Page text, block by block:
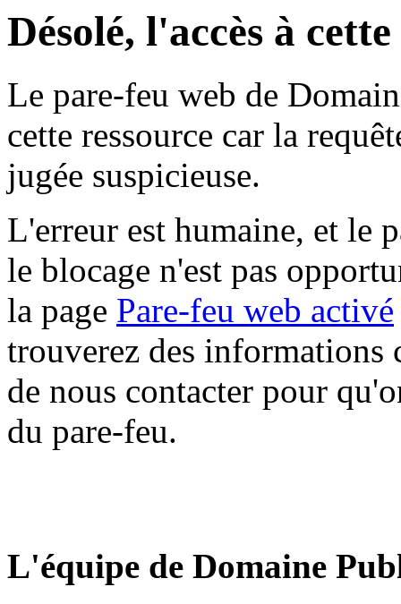
Désolé, l'accès à
Le pare-feu web de
cette ressource car la
jugée suspicieuse.
L'erreur est humaine, et le
le blocage n'est pas
la page Pare-feu web activé
trouverez des informations
de nous contacter pour
du pare-feu.
L'équipe de Domaine